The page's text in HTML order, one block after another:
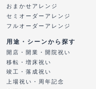
おまかせアレンジ
セミオーダーアレンジ
フルオーダーアレンジ
用途・シーンから探す
開店・開業・開院祝い
移転・増床祝い
竣工・落成祝い
上場祝い・周年記念